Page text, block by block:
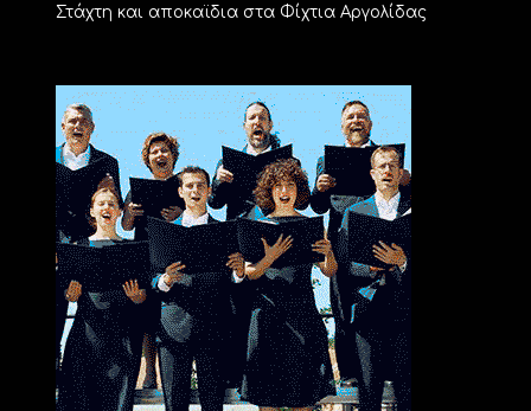
Στάχτη και αποκαϊδια στα Φίχτια Αργολίδας